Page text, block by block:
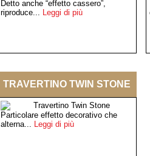
Detto anche “effetto cassero”,
riproduce... Leggi di più
TRAVERTINO TWIN STONE
Particolare effetto decorativo che
alterna... Leggi di più